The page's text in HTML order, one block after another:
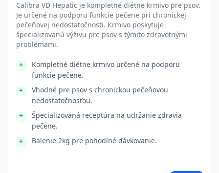
Calibra VD Hepatic je kompletné diétne krmivo pre psov.
Je určené na podporu funkcie pečene pri chronickej
pečeňovej nedostatočnosti. Krmivo poskytuje
špecializovanú výživu pre psov s týmito zdravotnými
problémami.
Kompletné diétne krmivo určené na podporu
funkcie pečene.
Vhodné pre psov s chronickou pečeňovou
nedostatočnosťou.
Špecializovaná receptúra na udržanie zdravia
pečene.
Balenie 2kg pre pohodlné dávkovanie.